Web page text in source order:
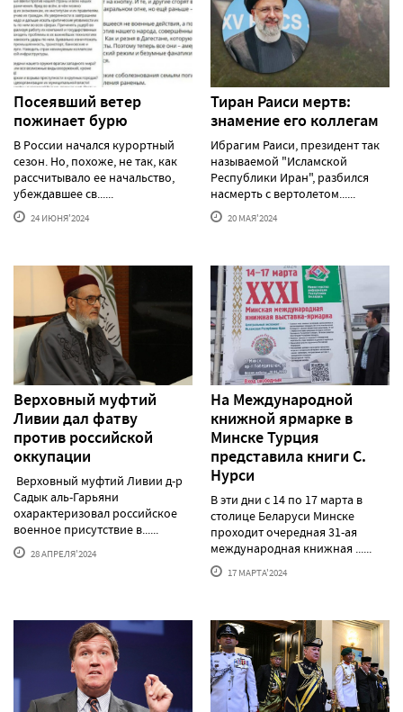
Посеявший ветер
пожинает бурю
В России начался курортный
сезон. Но, похоже, не так, как
рассчитывало ее начальство,
убеждавшее св......
24 ИЮНЯ'2024
Тиран Раиси мертв:
знамение его коллегам
Ибрагим Раиси, президент так
называемой "Исламской
Республики Иран", разбился
насмерть с вертолетом......
20 МАЯ'2024
Верховный муфтий
Ливии дал фатву
против российской
оккупации
Верховный муфтий Ливии д-р
Садык аль-Гарьяни
охарактеризовал российское
военное присутствие в......
28 АПРЕЛЯ'2024
На Международной
книжной ярмарке в
Минске Турция
представила книги С.
Нурси
В эти дни с 14 по 17 марта в
столице Беларуси Минске
проходит очередная 31-ая
международная книжная ......
17 МАРТА'2024